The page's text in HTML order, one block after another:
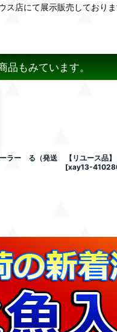
店にて展示販売しておりま
品もみています。
ーラー る（発送
【リユース
[xay13-